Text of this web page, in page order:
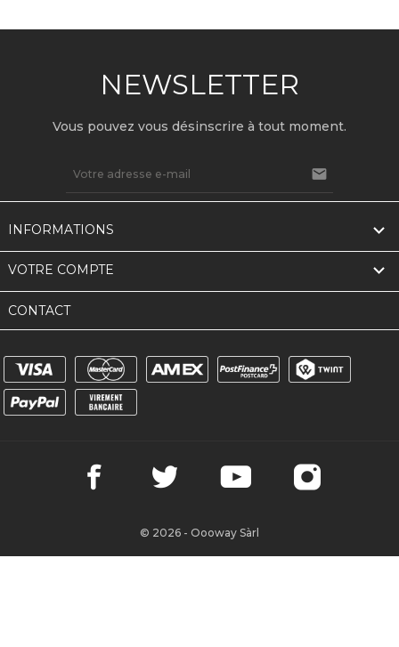
NEWSLETTER
Vous pouvez vous désinscrire à tout moment.

INFORMATIONS 
VOTRE COMPTE 
CONTACT
© 2026 - Oooway Sàrl